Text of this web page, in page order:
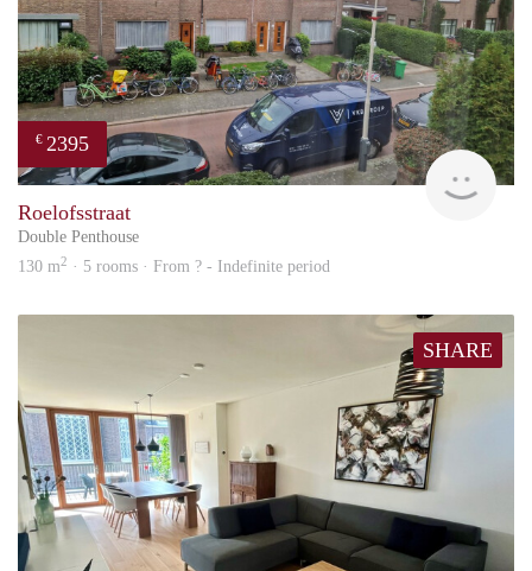
€ 2395
Roelofsstraat
Double Penthouse
130 m2 · 5 rooms · From ? - Indefinite period
SHARE